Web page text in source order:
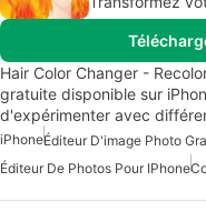
Hair Color Changer -
gratuite disponible sur
d'expérimenter avec
iPhone
Éditeur De Photos Pour IPhone